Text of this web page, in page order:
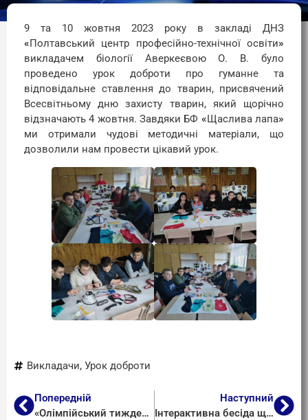
9 та 10 жовтня 2023 року в закладі ДНЗ
«Полтавський центр професійно-технічної освіти»
викладачем біології Аверкеєвою О. В. було
проведено урок доброти про гуманне та
відповідальне ставлення до тварин, присвячений
Всесвітньому дню захисту тварин, який щорічно
відзначають 4 жовтня. Завдяки БФ «Щаслива лапа»
ми отримали чудові методичні матеріали, що
дозволили нам провести цікавий урок.
Викладачи, Урок доброти
Попередній
«Олімпійський тиждень» уже став доброю традицією для учнів та педагогів
Наступний
Інтерактивна бесіда щодо протидії булінгу